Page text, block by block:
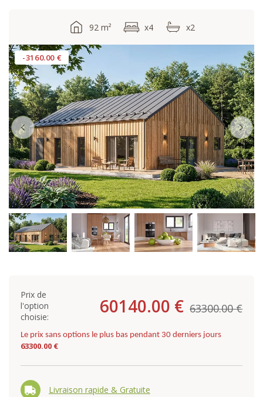
92 m² x4 x2
-3160.00 €
Prix de
l'option
choisie:
60140.00 € 63300.00 €
Le prix sans options le plus bas pendant 30 derniers jours
63300.00 €
Livraison rapide & Gratuite